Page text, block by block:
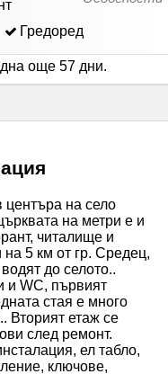
Гредоред
още 57 дни.
центъра на село
на метри е и
читалище и
5 км от гр. Средец,
до селото..
и WC, първият
стая е много
Вторият етаж се
след ремонт.
ел табло,
ключове,